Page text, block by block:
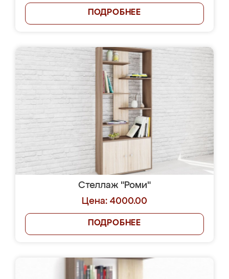
ПОДРОБНЕЕ
Стеллаж "Роми"
Цена: 4000.00
ПОДРОБНЕЕ